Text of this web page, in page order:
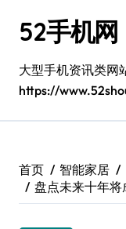
52手机网
大型手机资讯类网
https://
首页 智能家居
盘点未来十年将